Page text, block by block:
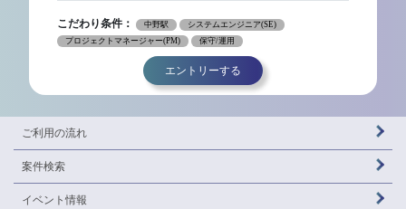
こだわり条件： 中野駅
システムエンジニア(SE)
プロジェクトマネージャー(PM)
保守/運用
エントリーする
ご利用の流れ
案件検索
イベント情報